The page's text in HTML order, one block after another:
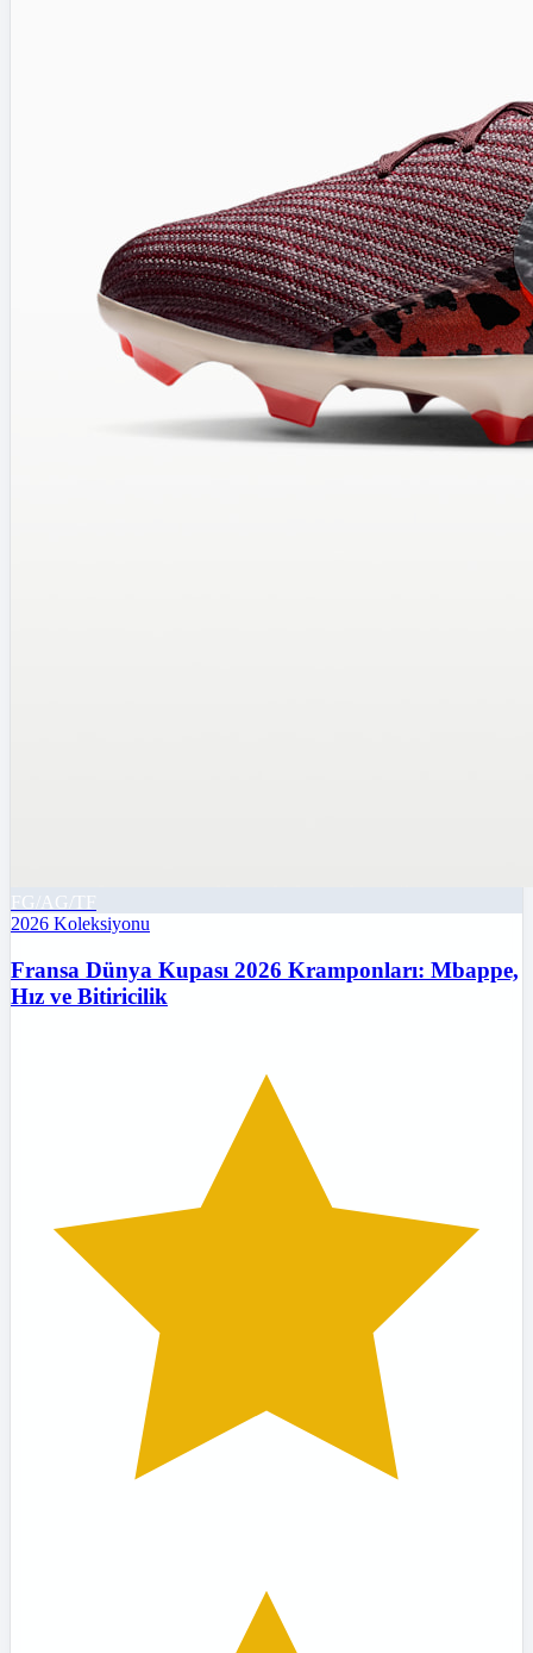
FG/AG/TF
2026 Koleksiyonu
Fransa Dünya Kupası 2026 Kramponları: Mbappe,
Hız ve Bitiricilik